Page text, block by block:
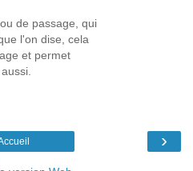
de passage, qui
l'on dise, cela
et permet
›